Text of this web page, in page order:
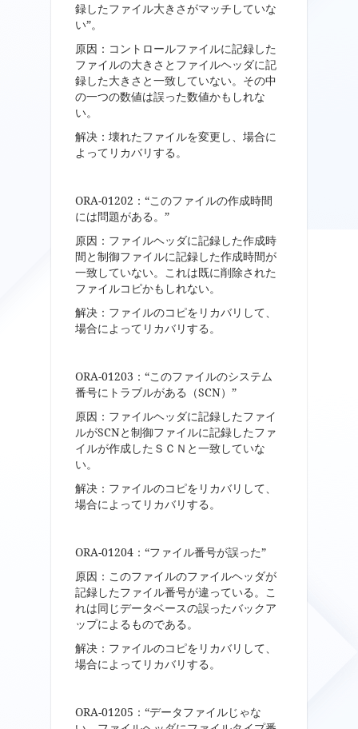
録したファイル大きさがマッチしていな
い”。
原因：コントロールファイルに記録した
ファイルの大きさとファイルヘッダに記
録した大きさと一致していない。その中
の一つの数値は誤った数値かもしれな
い。
解决：壊れたファイルを変更し、場合に
よってリカバリする。
ORA-01202：“このファイルの作成時間
には問題がある。”
原因：ファイルヘッダに記録した作成時
間と制御ファイルに記録した作成時間が
一致していない。これは既に削除された
ファイルコピかもしれない。
解决：ファイルのコピをリカバリして、
場合によってリカバリする。
ORA-01203：“このファイルのシステム
番号にトラブルがある（SCN）”
原因：ファイルヘッダに記録したファイ
ルがSCNと制御ファイルに記録したファ
イルが作成したＳＣＮと一致していな
い。
解决：ファイルのコピをリカバリして、
場合によってリカバリする。
ORA-01204：“ファイル番号が誤った”
原因：このファイルのファイルヘッダが
記録したファイル番号が違っている。こ
れは同じデータベースの誤ったバックア
ップによるものである。
解决：ファイルのコピをリカバリして、
場合によってリカバリする。
ORA-01205：“データファイルじゃな